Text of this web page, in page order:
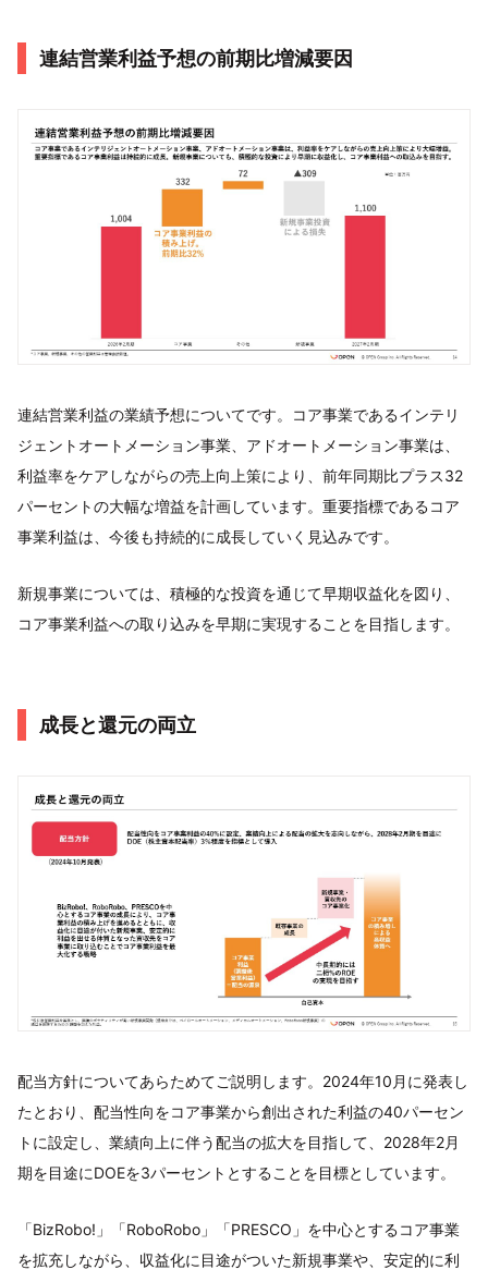
連結営業利益予想の前期比増減要因
連結営業利益の業績予想についてです。コア事業であるインテリ
ジェントオートメーション事業、アドオートメーション事業は、
利益率をケアしながらの売上向上策により、前年同期比プラス32
パーセントの大幅な増益を計画しています。重要指標であるコア
事業利益は、今後も持続的に成長していく見込みです。
新規事業については、積極的な投資を通じて早期収益化を図り、
コア事業利益への取り込みを早期に実現することを目指します。
成長と還元の両立
配当方針についてあらためてご説明します。2024年10月に発表し
たとおり、配当性向をコア事業から創出された利益の40パーセン
トに設定し、業績向上に伴う配当の拡大を目指して、2028年2月
期を目途にDOEを3パーセントとすることを目標としています。
「BizRobo!」「RoboRobo」「PRESCO」を中心とするコア事業
を拡充しながら、収益化に目途がついた新規事業や、安定的に利